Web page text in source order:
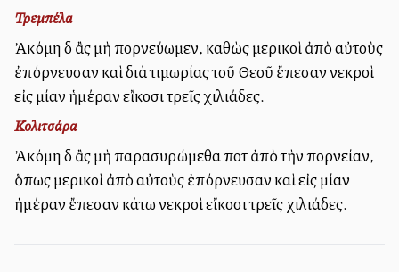
Τρεμπέλα
Ἀκόμη δὲ ἂς μὴ πορνεύωμεν, καθὼς μερικοὶ ἀπὸ αὐτοὺς
ἐπόρνευσαν καὶ διὰ τιμωρίας τοῦ Θεοῦ ἔπεσαν νεκροὶ
εἰς μίαν ἡμέραν εἴκοσι τρεῖς χιλιάδες.
Κολιτσάρα
Ἀκόμη δὲ ἂς μὴ παρασυρώμεθα ποτὲ ἀπὸ τὴν πορνείαν,
ὅπως μερικοὶ ἀπὸ αὐτοὺς ἐπόρνευσαν καὶ εἰς μίαν
ἡμέραν ἔπεσαν κάτω νεκροὶ εἴκοσι τρεῖς χιλιάδες.